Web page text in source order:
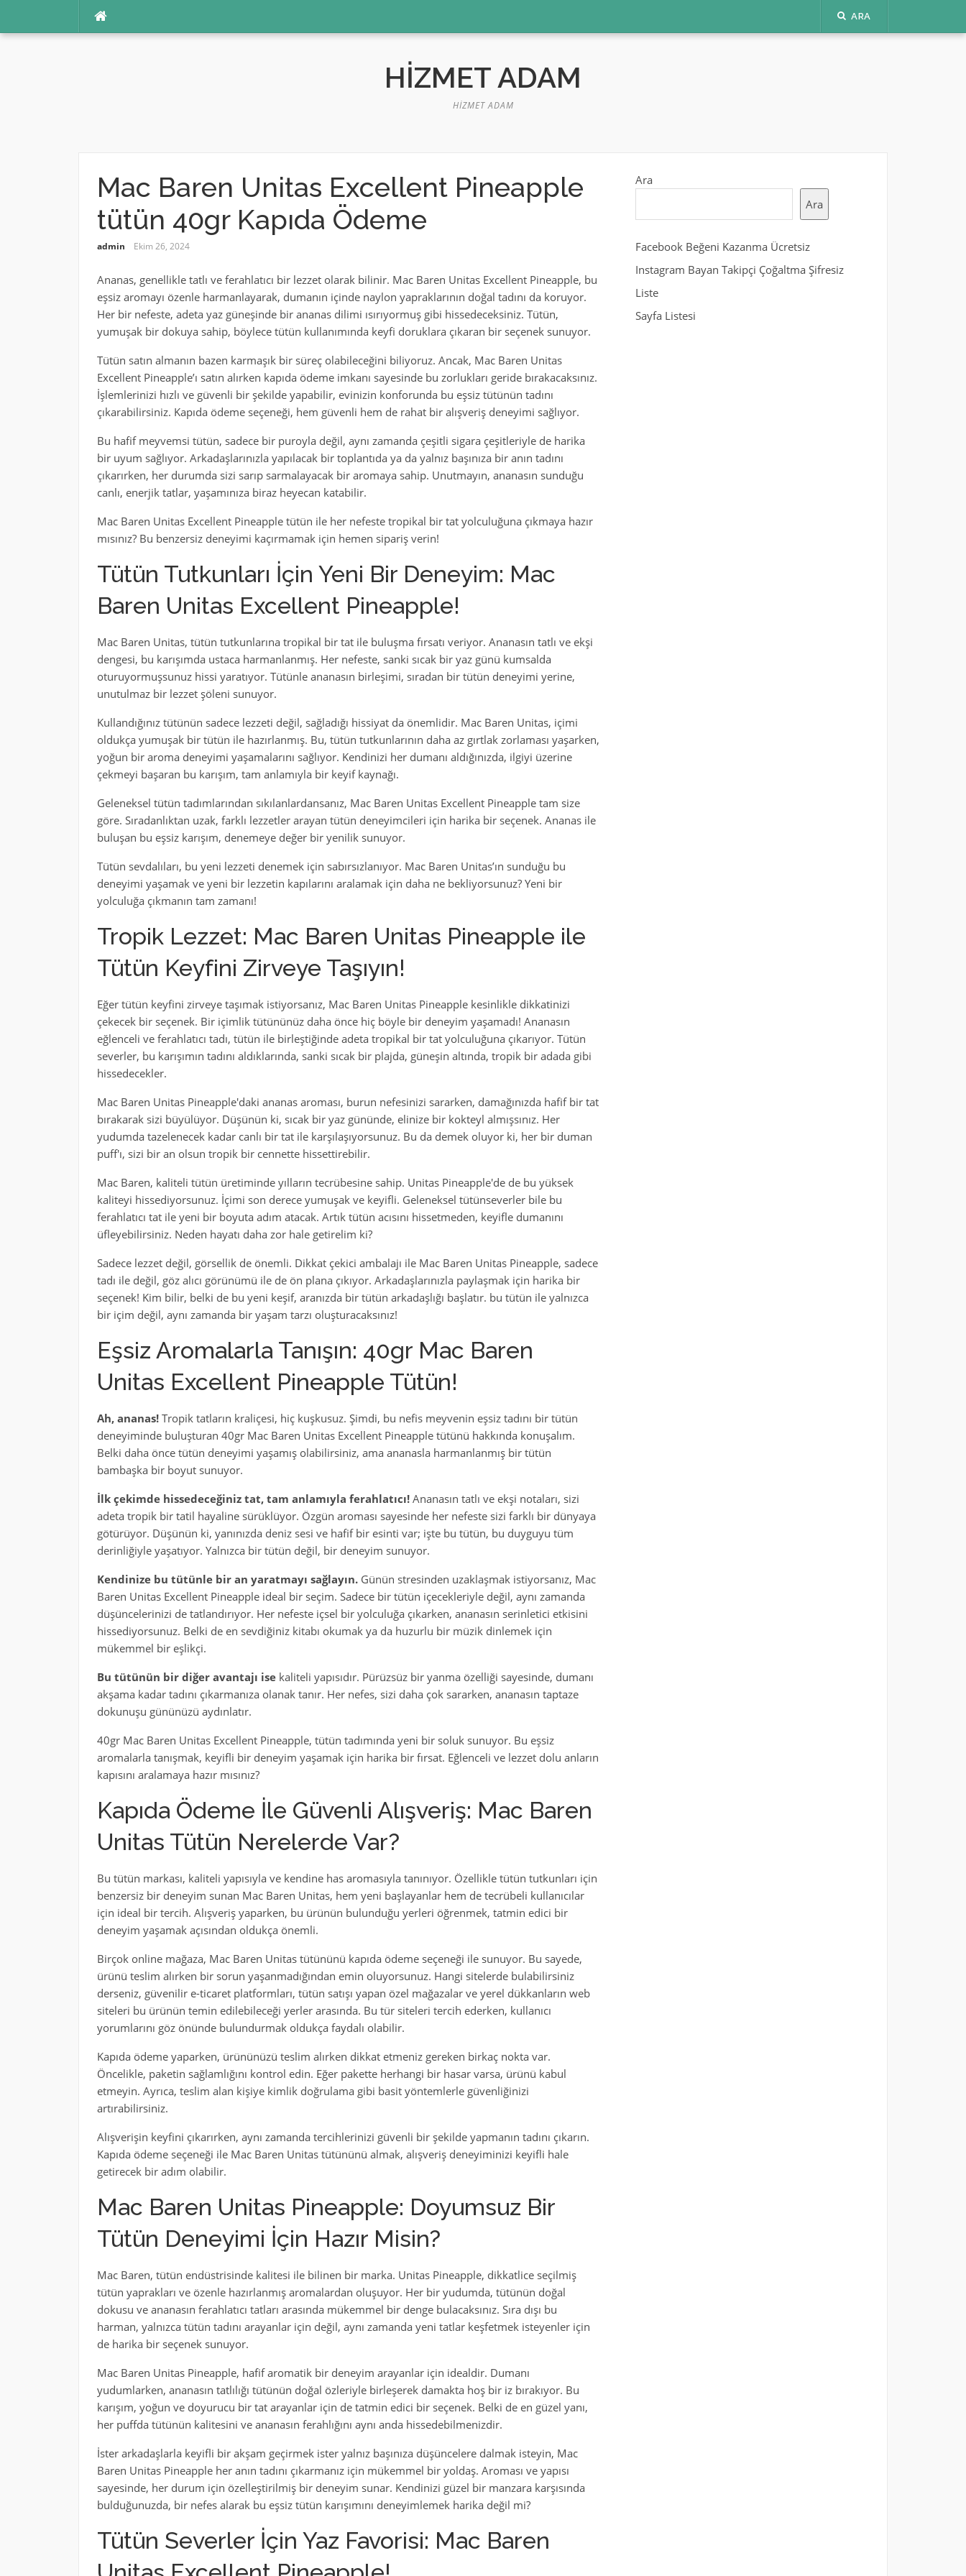
ARA
HIZMET ADAM
HIZMET ADAM
Mac Baren Unitas Excellent Pineapple
tütün 40gr Kapıda Ödeme
admin Ekim 26, 2024
Ananas, genellikle tatlı ve ferahlatıcı bir lezzet olarak bilinir. Mac Baren Unitas Excellent Pineapple, bu
eşsiz aromayı özenle harmanlayarak, dumanın içinde naylon yapraklarının doğal tadını da koruyor.
Her bir nefeste, adeta yaz güneşinde bir ananas dilimi ısırıyormuş gibi hissedeceksiniz. Tütün,
yumuşak bir dokuya sahip, böylece tütün kullanımında keyfi doruklara çıkaran bir seçenek sunuyor.
Tütün satın almanın bazen karmaşık bir süreç olabileceğini biliyoruz. Ancak, Mac Baren Unitas
Excellent Pineapple’ı satın alırken kapıda ödeme imkanı sayesinde bu zorlukları geride bırakacaksınız.
İşlemlerinizi hızlı ve güvenli bir şekilde yapabilir, evinizin konforunda bu eşsiz tütünün tadını
çıkarabilirsiniz. Kapıda ödeme seçeneği, hem güvenli hem de rahat bir alışveriş deneyimi sağlıyor.
Bu hafif meyvemsi tütün, sadece bir puroyla değil, aynı zamanda çeşitli sigara çeşitleriyle de harika
bir uyum sağlıyor. Arkadaşlarınızla yapılacak bir toplantıda ya da yalnız başınıza bir anın tadını
çıkarırken, her durumda sizi sarıp sarmalayacak bir aromaya sahip. Unutmayın, ananasın sunduğu
canlı, enerjik tatlar, yaşamınıza biraz heyecan katabilir.
Mac Baren Unitas Excellent Pineapple tütün ile her nefeste tropikal bir tat yolculuğuna çıkmaya hazır
mısınız? Bu benzersiz deneyimi kaçırmamak için hemen sipariş verin!
Tütün Tutkunları İçin Yeni Bir Deneyim: Mac
Baren Unitas Excellent Pineapple!
Mac Baren Unitas, tütün tutkunlarına tropikal bir tat ile buluşma fırsatı veriyor. Ananasın tatlı ve ekşi
dengesi, bu karışımda ustaca harmanlanmış. Her nefeste, sanki sıcak bir yaz günü kumsalda
oturuyormuşsunuz hissi yaratıyor. Tütünle ananasın birleşimi, sıradan bir tütün deneyimi yerine,
unutulmaz bir lezzet şöleni sunuyor.
Kullandığınız tütünün sadece lezzeti değil, sağladığı hissiyat da önemlidir. Mac Baren Unitas, içimi
oldukça yumuşak bir tütün ile hazırlanmış. Bu, tütün tutkunlarının daha az gırtlak zorlaması yaşarken,
yoğun bir aroma deneyimi yaşamalarını sağlıyor. Kendinizi her dumanı aldığınızda, ilgiyi üzerine
çekmeyi başaran bu karışım, tam anlamıyla bir keyif kaynağı.
Geleneksel tütün tadımlarından sıkılanlardansanız, Mac Baren Unitas Excellent Pineapple tam size
göre. Sıradanlıktan uzak, farklı lezzetler arayan tütün deneyimcileri için harika bir seçenek. Ananas ile
buluşan bu eşsiz karışım, denemeye değer bir yenilik sunuyor.
Tütün sevdalıları, bu yeni lezzeti denemek için sabırsızlanıyor. Mac Baren Unitas’ın sunduğu bu
deneyimi yaşamak ve yeni bir lezzetin kapılarını aralamak için daha ne bekliyorsunuz? Yeni bir
yolculuğa çıkmanın tam zamanı!
Tropik Lezzet: Mac Baren Unitas Pineapple ile
Tütün Keyfini Zirveye Taşıyın!
Eğer tütün keyfini zirveye taşımak istiyorsanız, Mac Baren Unitas Pineapple kesinlikle dikkatinizi
çekecek bir seçenek. Bir içimlik tütününüz daha önce hiç böyle bir deneyim yaşamadı! Ananasın
eğlenceli ve ferahlatıcı tadı, tütün ile birleştiğinde adeta tropikal bir tat yolculuğuna çıkarıyor. Tütün
severler, bu karışımın tadını aldıklarında, sanki sıcak bir plajda, güneşin altında, tropik bir adada gibi
hissedecekler.
Mac Baren Unitas Pineapple'daki ananas aroması, burun nefesinizi sararken, damağınızda hafif bir tat
bırakarak sizi büyülüyor. Düşünün ki, sıcak bir yaz gününde, elinize bir kokteyl almışsınız. Her
yudumda tazelenecek kadar canlı bir tat ile karşılaşıyorsunuz. Bu da demek oluyor ki, her bir duman
puff'ı, sizi bir an olsun tropik bir cennette hissettirebilir.
Mac Baren, kaliteli tütün üretiminde yılların tecrübesine sahip. Unitas Pineapple'de de bu yüksek
kaliteyi hissediyorsunuz. İçimi son derece yumuşak ve keyifli. Geleneksel tütünseverler bile bu
ferahlatıcı tat ile yeni bir boyuta adım atacak. Artık tütün acısını hissetmeden, keyifle dumanını
üfleyebilirsiniz. Neden hayatı daha zor hale getirelim ki?
Sadece lezzet değil, görsellik de önemli. Dikkat çekici ambalajı ile Mac Baren Unitas Pineapple, sadece
tadı ile değil, göz alıcı görünümü ile de ön plana çıkıyor. Arkadaşlarınızla paylaşmak için harika bir
seçenek! Kim bilir, belki de bu yeni keşif, aranızda bir tütün arkadaşlığı başlatır. bu tütün ile yalnızca
bir içim değil, aynı zamanda bir yaşam tarzı oluşturacaksınız!
Eşsiz Aromalarla Tanışın: 40gr Mac Baren
Unitas Excellent Pineapple Tütün!
Ah, ananas!Tropik tatların kraliçesi, hiç kuşkusuz. Şimdi, bu nefis meyvenin eşsiz tadını bir tütün
deneyiminde buluşturan 40gr Mac Baren Unitas Excellent Pineapple tütünü hakkında konuşalım.
Belki daha önce tütün deneyimi yaşamış olabilirsiniz, ama ananasla harmanlanmış bir tütün
bambaşka bir boyut sunuyor.
İlk çekimde hissedeceğiniz tat, tam anlamıyla ferahlatıcı!Ananasın tatlı ve ekşi notaları, sizi
adeta tropik bir tatil hayaline sürüklüyor. Özgün aroması sayesinde her nefeste sizi farklı bir dünyaya
götürüyor. Düşünün ki, yanınızda deniz sesi ve hafif bir esinti var; işte bu tütün, bu duyguyu tüm
derinliğiyle yaşatıyor. Yalnızca bir tütün değil, bir deneyim sunuyor.
Kendinize bu tütünle bir an yaratmayı sağlayın.Günün stresinden uzaklaşmak istiyorsanız, Mac
Baren Unitas Excellent Pineapple ideal bir seçim. Sadece bir tütün içecekleriyle değil, aynı zamanda
düşüncelerinizi de tatlandırıyor. Her nefeste içsel bir yolculuğa çıkarken, ananasın serinletici etkisini
hissediyorsunuz. Belki de en sevdiğiniz kitabı okumak ya da huzurlu bir müzik dinlemek için
mükemmel bir eşlikçi.
Bu tütünün bir diğer avantajı isekaliteli yapısıdır. Pürüzsüz bir yanma özelliği sayesinde, dumanı
akşama kadar tadını çıkarmanıza olanak tanır. Her nefes, sizi daha çok sararken, ananasın taptaze
dokunuşu gününüzü aydınlatır.
40gr Mac Baren Unitas Excellent Pineapple, tütün tadımında yeni bir soluk sunuyor. Bu eşsiz
aromalarla tanışmak, keyifli bir deneyim yaşamak için harika bir fırsat. Eğlenceli ve lezzet dolu anların
kapısını aralamaya hazır mısınız?
Kapıda Ödeme İle Güvenli Alışveriş: Mac Baren
Unitas Tütün Nerelerde Var?
Bu tütün markası, kaliteli yapısıyla ve kendine has aromasıyla tanınıyor. Özellikle tütün tutkunları için
benzersiz bir deneyim sunan Mac Baren Unitas, hem yeni başlayanlar hem de tecrübeli kullanıcılar
için ideal bir tercih. Alışveriş yaparken, bu ürünün bulunduğu yerleri öğrenmek, tatmin edici bir
deneyim yaşamak açısından oldukça önemli.
Birçok online mağaza, Mac Baren Unitas tütününü kapıda ödeme seçeneği ile sunuyor. Bu sayede,
ürünü teslim alırken bir sorun yaşanmadığından emin oluyorsunuz. Hangi sitelerde bulabilirsiniz
derseniz, güvenilir e-ticaret platformları, tütün satışı yapan özel mağazalar ve yerel dükkanların web
siteleri bu ürünün temin edilebileceği yerler arasında. Bu tür siteleri tercih ederken, kullanıcı
yorumlarını göz önünde bulundurmak oldukça faydalı olabilir.
Kapıda ödeme yaparken, ürününüzü teslim alırken dikkat etmeniz gereken birkaç nokta var.
Öncelikle, paketin sağlamlığını kontrol edin. Eğer pakette herhangi bir hasar varsa, ürünü kabul
etmeyin. Ayrıca, teslim alan kişiye kimlik doğrulama gibi basit yöntemlerle güvenliğinizi
artırabilirsiniz.
Alışverişin keyfini çıkarırken, aynı zamanda tercihlerinizi güvenli bir şekilde yapmanın tadını çıkarın.
Kapıda ödeme seçeneği ile Mac Baren Unitas tütününü almak, alışveriş deneyiminizi keyifli hale
getirecek bir adım olabilir.
Mac Baren Unitas Pineapple: Doyumsuz Bir
Tütün Deneyimi İçin Hazır Misin?
Mac Baren, tütün endüstrisinde kalitesi ile bilinen bir marka. Unitas Pineapple, dikkatlice seçilmiş
tütün yaprakları ve özenle hazırlanmış aromalardan oluşuyor. Her bir yudumda, tütünün doğal
dokusu ve ananasın ferahlatıcı tatları arasında mükemmel bir denge bulacaksınız. Sıra dışı bu
harman, yalnızca tütün tadını arayanlar için değil, aynı zamanda yeni tatlar keşfetmek isteyenler için
de harika bir seçenek sunuyor.
Mac Baren Unitas Pineapple, hafif aromatik bir deneyim arayanlar için idealdir. Dumanı
yudumlarken, ananasın tatlılığı tütünün doğal özleriyle birleşerek damakta hoş bir iz bırakıyor. Bu
karışım, yoğun ve doyurucu bir tat arayanlar için de tatmin edici bir seçenek. Belki de en güzel yanı,
her puffda tütünün kalitesini ve ananasın ferahlığını aynı anda hissedebilmenizdir.
İster arkadaşlarla keyifli bir akşam geçirmek ister yalnız başınıza düşüncelere dalmak isteyin, Mac
Baren Unitas Pineapple her anın tadını çıkarmanız için mükemmel bir yoldaş. Aroması ve yapısı
sayesinde, her durum için özelleştirilmiş bir deneyim sunar. Kendinizi güzel bir manzara karşısında
bulduğunuzda, bir nefes alarak bu eşsiz tütün karışımını deneyimlemek harika değil mi?
Tütün Severler İçin Yaz Favorisi: Mac Baren
Ara
Ara
Facebook Beğeni Kazanma Ücretsiz
Instagram Bayan Takipçi Çoğaltma Şifresiz
Liste
Sayfa Listesi